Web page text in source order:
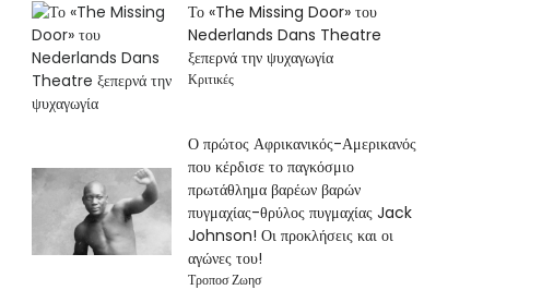
Το «The Missing Door» του
Nederlands Dans Theatre
ξεπερνά την ψυχαγωγία
Κριτικές
Ο πρώτος Αφρικανικός-Αμερικανός
που κέρδισε το παγκόσμιο
πρωτάθλημα βαρέων βαρών
πυγμαχίας-θρύλος πυγμαχίας Jack
Johnson! Οι προκλήσεις και οι
αγώνες του!
Τροποσ Ζωησ